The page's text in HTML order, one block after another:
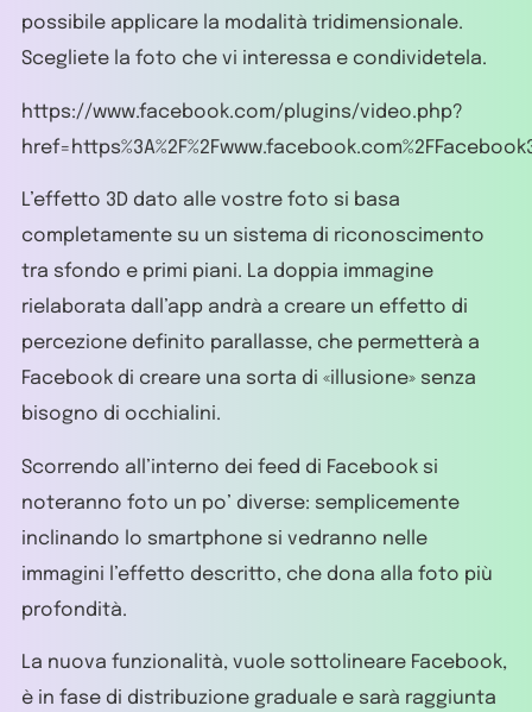
possibile applicare la modalità tridimensionale.
Scegliete la foto che vi interessa e condividetela.
https://www.facebook.com/plugins/video.php?
L’effetto 3D dato alle vostre foto si basa
completamente su un sistema di riconoscimento
tra sfondo e primi piani. La doppia immagine
rielaborata dall’app andrà a creare un effetto di
percezione definito parallasse, che permetterà a
Facebook di creare una sorta di «illusione» senza
bisogno di occhialini.
Scorrendo all’interno dei feed di Facebook si
noteranno foto un po’ diverse: semplicemente
inclinando lo smartphone si vedranno nelle
immagini l’effetto descritto, che dona alla foto più
profondità.
La nuova funzionalità, vuole sottolineare Facebook,
è in fase di distribuzione graduale e sarà raggiunta